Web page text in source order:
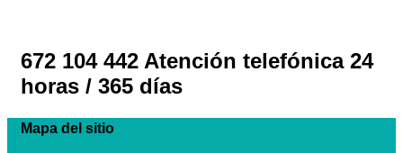
672 104 442 Atención telefónica 24
horas / 365 días
Mapa del sitio